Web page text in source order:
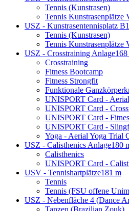
Tennis (Kunstrasen)
Tennis Kunstrasenplätze
USZ - Kunstrasentennisplatz B
Tennis (Kunstrasen)
Tennis Kunstrasenplätze
USZ - Crosstraining Anlage
Crosstraining
Fitness Bootcamp
Fitness Strongfit
Funktionale
UNISPORT Card -
UNISPORT Card -
UNISPORT Card -
UNISPORT Card -
Yoga - Aerial Yoga Trial
USZ - Calisthenics Anlage180
Calisthenics
UNISPORT Card -
USV - Tennishartplätze181 m
Tennis
Tennis (FSU offene
USZ - Nebenfläche 4 (Dance
Tanzen (Brazilian Zouk)